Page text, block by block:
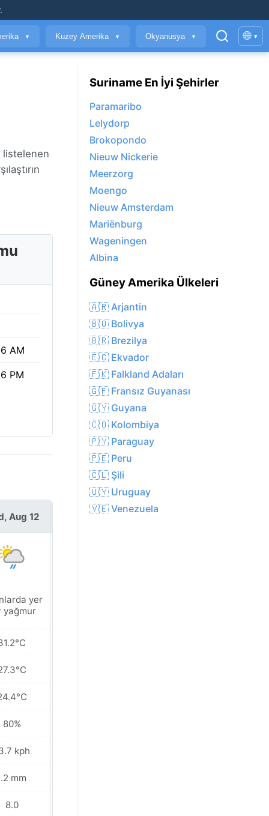
.
▼ Kuzey Amerika ▼ Okyanusya ▼ 🌐 ▾
listelenen
AM
PM
Aug 12
yer
yağmur
80%
kph
mm
8.0
Thu, Aug 13
Suriname En İyi Şehirler
Paramaribo
Lelydorp
Brokopondo
Nieuw Nickerie
Meerzorg
Moengo
Nieuw Amsterdam
Mariënburg
Wageningen
Albina
Güney Amerika Ülkeleri
🇦🇷 Arjantin
🇧🇴 Bolivya
🇧🇷 Brezilya
🇪🇨 Ekvador
🇫🇰 Falkland Adaları
🇬🇫 Fransız Guyanası
🇬🇾 Guyana
🇨🇴 Kolombiya
🇵🇾 Paraguay
🇵🇪 Peru
🇨🇱 Şili
🇺🇾 Uruguay
🇻🇪 Venezuela